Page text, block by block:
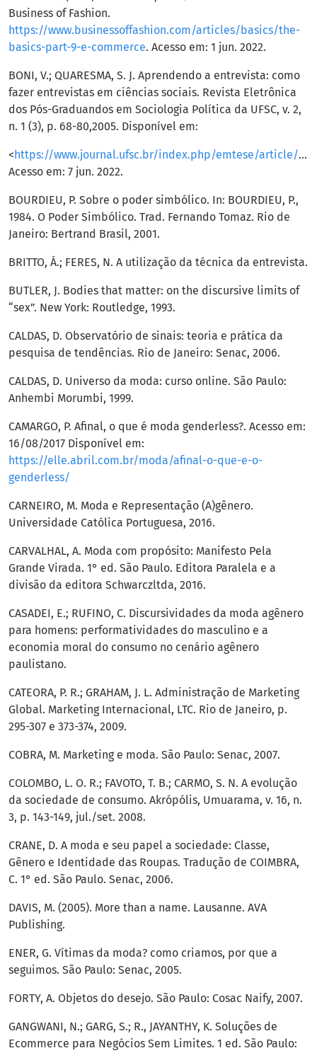
Business of Fashion.
https://www.businessoffashion.com/articles/basics/the-
basics-part-9-e-commerce. Acesso em: 1 jun. 2022.
BONI, V.; QUARESMA, S. J. Aprendendo a entrevista: como
fazer entrevistas em ciências sociais. Revista Eletrônica
dos Pós-Graduandos em Sociologia Política da UFSC, v. 2,
n. 1 (3), p. 68-80,2005. Disponível em:
< https://www.journal.ufsc.br/index.php/emtese/article/view/18027/16976
Acesso em: 7 jun. 2022.
BOURDIEU, P. Sobre o poder simbólico. In: BOURDIEU, P.,
1984. O Poder Simbólico. Trad. Fernando Tomaz. Rio de
Janeiro: Bertrand Brasil, 2001.
BRITTO, Á.; FERES, N. A utilização da técnica da entrevista.
BUTLER, J. Bodies that matter: on the discursive limits of
“sex”. New York: Routledge, 1993.
CALDAS, D. Observatório de sinais: teoria e prática da
pesquisa de tendências. Rio de Janeiro: Senac, 2006.
CALDAS, D. Universo da moda: curso online. São Paulo:
Anhembi Morumbi, 1999.
CAMARGO, P. Afinal, o que é moda genderless?. Acesso em:
16/08/2017 Disponível em:
https://elle.abril.com.br/moda/afinal-o-que-e-o-
genderless/
CARNEIRO, M. Moda e Representação (A)gênero.
Universidade Católica Portuguesa, 2016.
CARVALHAL, A. Moda com propósito: Manifesto Pela
Grande Virada. 1° ed. São Paulo. Editora Paralela e a
divisão da editora Schwarczltda, 2016.
CASADEI, E.; RUFINO, C. Discursividades da moda agênero
para homens: performatividades do masculino e a
economia moral do consumo no cenário agênero
paulistano.
CATEORA, P. R.; GRAHAM, J. L. Administração de Marketing
Global. Marketing Internacional, LTC. Rio de Janeiro, p.
295-307 e 373-374, 2009.
COBRA, M. Marketing e moda. São Paulo: Senac, 2007.
COLOMBO, L. O. R.; FAVOTO, T. B.; CARMO, S. N. A evolução
da sociedade de consumo. Akrópólis, Umuarama, v. 16, n.
3, p. 143-149, jul./set. 2008.
CRANE, D. A moda e seu papel a sociedade: Classe,
Gênero e Identidade das Roupas. Tradução de COIMBRA,
C. 1° ed. São Paulo. Senac, 2006.
DAVIS, M. (2005). More than a name. Lausanne. AVA
Publishing.
ENER, G. Vítimas da moda? como criamos, por que a
seguimos. São Paulo: Senac, 2005.
FORTY, A. Objetos do desejo. São Paulo: Cosac Naify, 2007.
GANGWANI, N.; GARG, S.; R., JAYANTHY, K. Soluções de
Ecommerce para Negócios Sem Limites. 1 ed. São Paulo: